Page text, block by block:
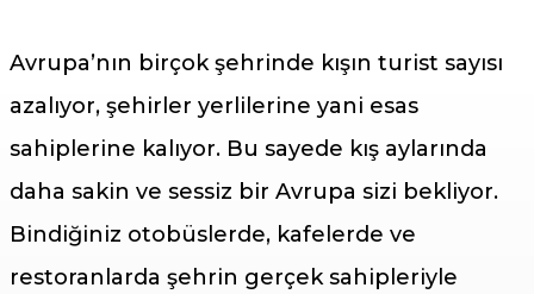
Avrupa’nın birçok şehrinde kışın turist sayısı
azalıyor, şehirler yerlilerine yani esas
sahiplerine kalıyor. Bu sayede kış aylarında
daha sakin ve sessiz bir Avrupa sizi bekliyor.
Bindiğiniz otobüslerde, kafelerde ve
restoranlarda şehrin gerçek sahipleriyle